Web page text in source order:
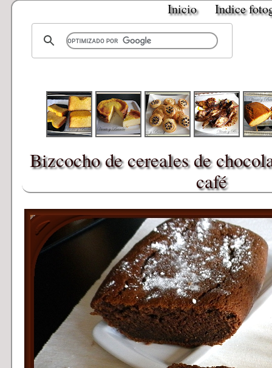
Inicio Indice
Bizcocho de cereales de
café